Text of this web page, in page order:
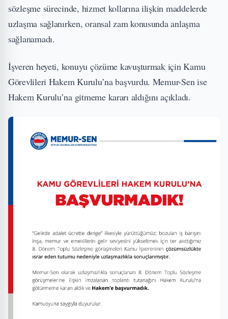
sözleşme sürecinde, hizmet kollarına ilişkin maddelerde
uzlaşma sağlanırken, oransal zam konusunda anlaşma
sağlanamadı.
İşveren heyeti, konuyu çözüme kavuşturmak için Kamu
Görevlileri Hakem Kurulu’na başvurdu. Memur-Sen ise
Hakem Kurulu’na gitmeme kararı aldığını açıkladı.